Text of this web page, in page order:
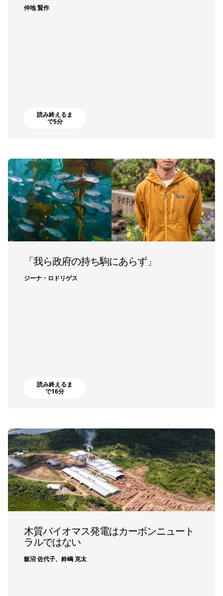
仲地 賢作
読み終えるま
で5分
「我ら政府の持ち駒にあらず」
ジーナ・ロドリゲス
読み終えるま
で16分
木質バイオマス発電はカーボンニュート
ラルではない
飯沼 佐代子、鈴嶋 克太